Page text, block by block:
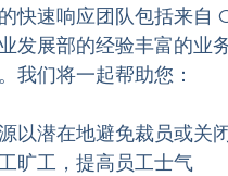
快速响应团队包括来
发展部的经验丰富的业
我们将一起帮助您：
以潜在地避免裁员或关
旷工，提高员工士气